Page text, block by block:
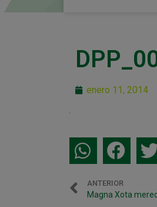
enero 11, 2014
ANTERIOR
Magna Xota